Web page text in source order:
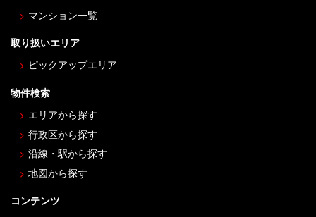
マンション一覧
取り扱いエリア
ピックアップエリア
物件検索
エリアから探す
行政区から探す
沿線・駅から探す
地図から探す
コンテンツ